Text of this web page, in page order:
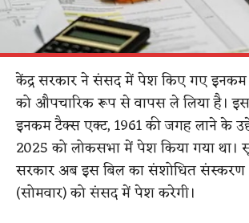
केंद्र सरकार ने संसद में पेश किए गए
को औपचारिक रूप से वापस ले लिया है।
इनकम टैक्स एक्ट, 1961 की जगह लाने के
2025 को लोकसभा में पेश किया गया था।
सरकार अब इस बिल का संशोधित संस्करण
(सोमवार) को संसद में पेश करेगी।